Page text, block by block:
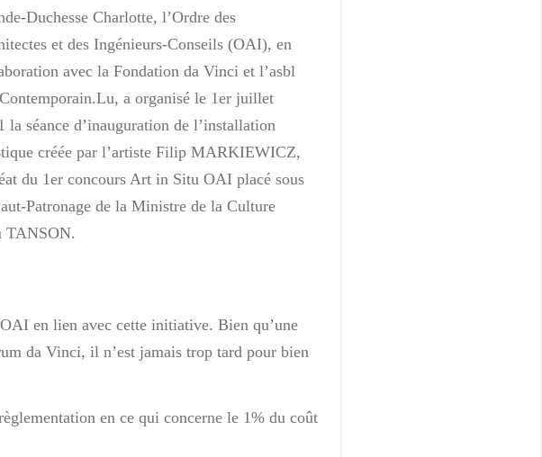
Duchesse Charlotte, l’Ordre des
et des Ingénieurs-Conseils (OAI), en
avec la Fondation da Vinci et l’asbl
a organisé le 1er juillet
la séance d’inauguration de l’installation
créée par l’artiste Filip MARKIEWICZ,
du 1er concours Art in Situ OAI placé sous
Patronage de la Ministre de la Culture
TANSON.
en lien avec cette initiative. Bien qu’une
da Vinci, il n’est jamais trop tard pour bien
en ce qui concerne le 1% du coût